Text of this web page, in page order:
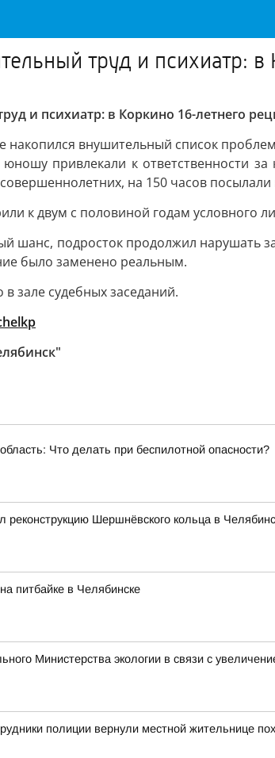
труд и психиатр:
и психиатр: в Коркино 16-летнего
накопился внушительный список
юношу привлекали к ответственности
на 150 часов
к двум с половиной годам условного
шанс, подросток продолжил нарушать
было заменено реальным.
зале судебных заседаний.
Что делать при беспилотной опасности?
реконструкцию Шершнёвского кольца в
питбайке в Челябинске
Министерства экологии в связи с
полиции вернули местной жительнице